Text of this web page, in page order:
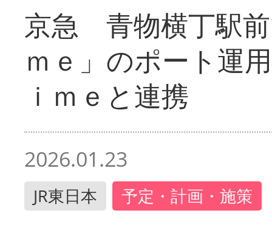
京急 青物横丁駅
ｍｅ」のポート運
ｉｍｅと連携
2026.01.23
JR東日本 予定・計画・施策